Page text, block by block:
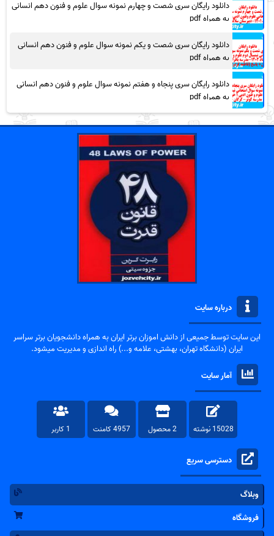
دانلود رایگان سری شصت و چهارم نمونه سوال علوم و فنون دهم انسانی
به همراه pdf
دانلود رایگان سری شصت و یکم نمونه سوال علوم و فنون دهم انسانی
به همراه pdf
دانلود رایگان سری پنجاه و هفتم نمونه سوال علوم و فنون دهم انسانی
به همراه pdf
درباره سایت
این سایت توسط جمیعی از دانش اموزان برتر ایران به همراه دانشجویان برتر سراسر
ایران (دانشگاه تهران، بهشتی، علامه و...) راه اندازی و مدیریت میشود.
آمار سایت
15028 نوشته 2 محصول 4957 کامنت 1 کاربر
دسترسی سریع
وبلاگ
فروشگاه